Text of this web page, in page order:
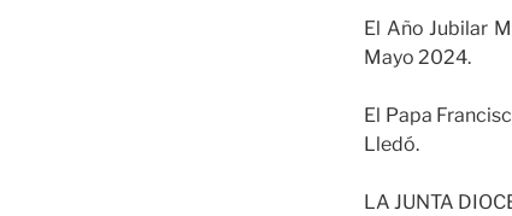
El Año Jubilar
Mayo 2024.
El Papa
Lledó.
LA JUNTA